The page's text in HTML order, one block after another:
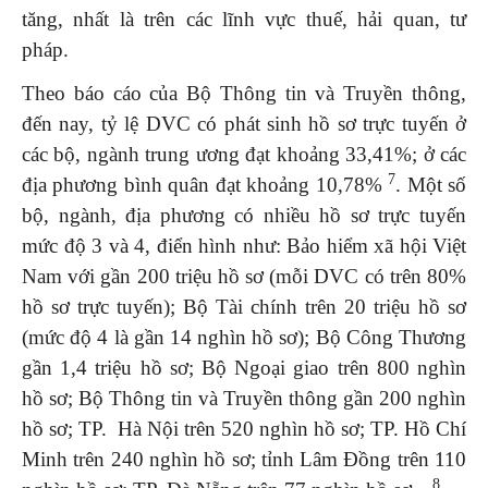
tăng, nhất là trên các lĩnh vực thuế, hải quan, tư
pháp.
Theo báo cáo của Bộ Thông tin và Truyền thông,
đến nay, tỷ lệ DVC có phát sinh hồ sơ trực tuyến ở
các bộ, ngành trung ương đạt khoảng 33,41%; ở các
địa phương bình quân đạt khoảng 10,78% 7. Một số
bộ, ngành, địa phương có nhiều hồ sơ trực tuyến
mức độ 3 và 4, điển hình như: Bảo hiểm xã hội Việt
Nam với gần 200 triệu hồ sơ (mỗi DVC có trên 80%
hồ sơ trực tuyến); Bộ Tài chính trên 20 triệu hồ sơ
(mức độ 4 là gần 14 nghìn hồ sơ); Bộ Công Thương
gần 1,4 triệu hồ sơ; Bộ Ngoại giao trên 800 nghìn
hồ sơ; Bộ Thông tin và Truyền thông gần 200 nghìn
hồ sơ; TP. Hà Nội trên 520 nghìn hồ sơ; TP. Hồ Chí
Minh trên 240 nghìn hồ sơ; tỉnh Lâm Đồng trên 110
8